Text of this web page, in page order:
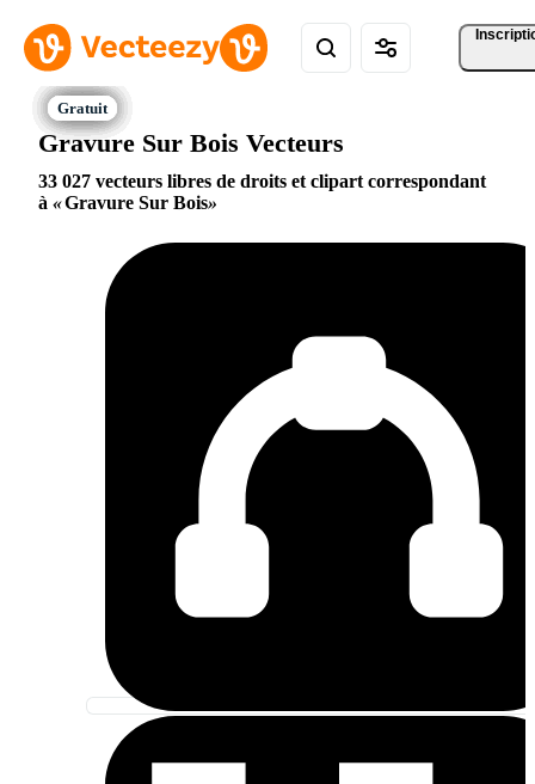
Gravure Sur Bois Vecteurs
33 027 vecteurs libres de droits et clipart correspondant
à
Gravure Sur Bois